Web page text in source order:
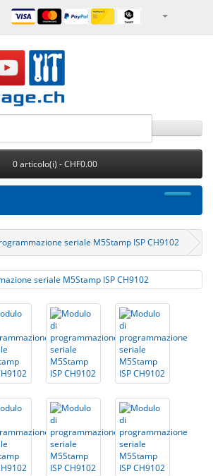
0 articolo(i) - CHF0.00
seriale M5Stamp ISP CH9102